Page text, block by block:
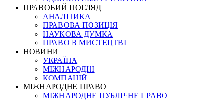
ПРАВОВИЙ ПОГЛЯД
АНАЛІТИКА
ПРАВОВА ПОЗИЦІЯ
НАУКОВА ДУМКА
ПРАВО В МИСТЕЦТВІ
НОВИНИ
УКРАЇНА
МІЖНАРОДНІ
КОМПАНІЙ
МІЖНАРОДНЕ ПРАВО
МІЖНАРОДНЕ ПУБЛІЧНЕ ПРАВО